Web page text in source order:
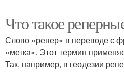
Что такое
Слово «репер» в переводе с
«метка». Этот термин
Так, например, в геодезии